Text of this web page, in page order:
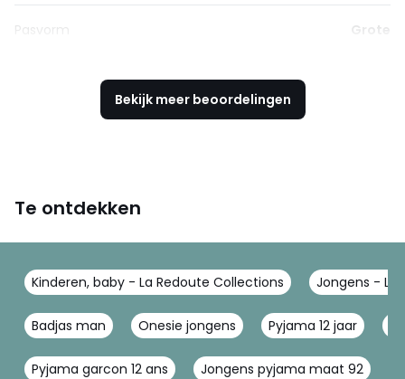
Pasvorm Grote
Bekijk meer beoordelingen
Te ontdekken
Kinderen, baby - La Redoute Collections Jongens - La
Badjas man Onesie jongens Pyjama 12 jaar
Pyjama garcon 12 ans Jongens pyjama maat 92